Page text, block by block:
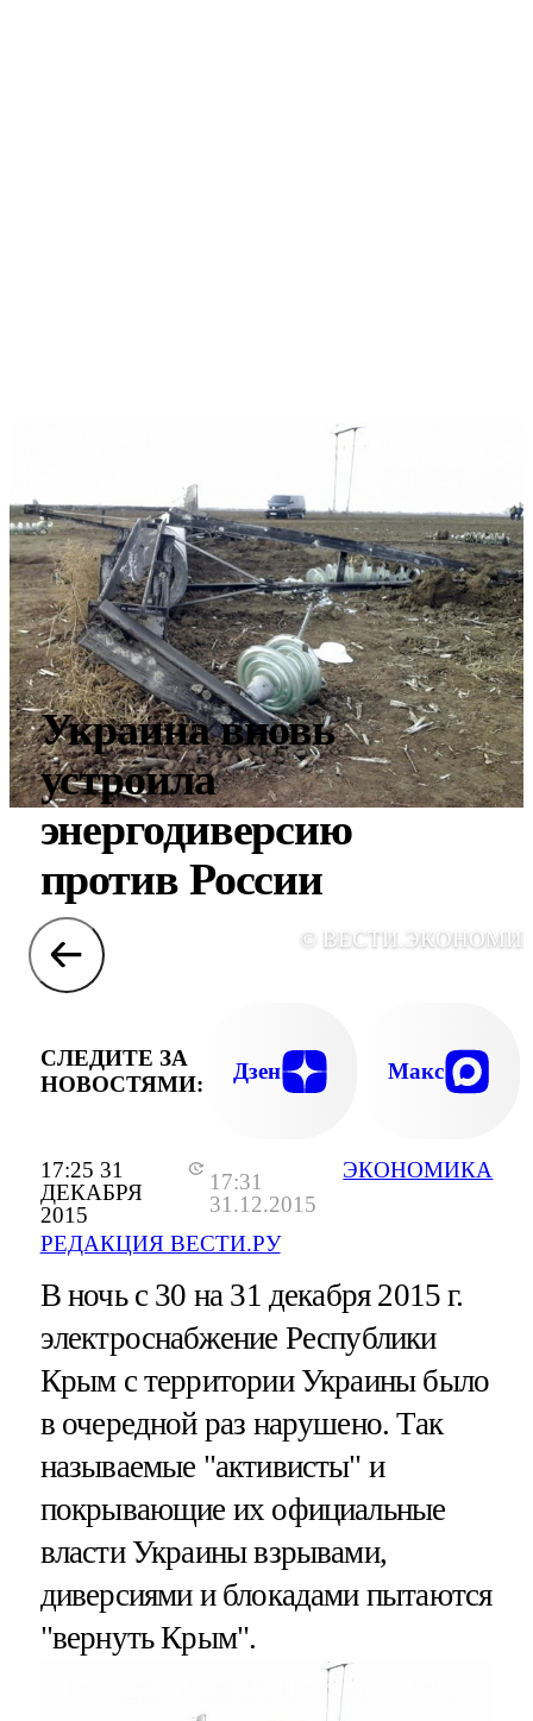
17:25 31
ДЕКАБРЯ
2015
17:31
31.12.2015
РЕДАКЦИЯ ВЕСТИ.РУ
ЭКОНОМИКА
Украина вновь
устроила
энергодиверсию
против России
©
СЛЕДИТЕ ЗА
НОВОСТЯМИ:
Дзен Макс
В ночь с 30 на 31 декабря 2015 г.
электроснабжение Республики
Крым с территории Украины было
в очередной раз нарушено. Так
называемые "активисты" и
покрывающие их официальные
власти Украины взрывами,
диверсиями и блокадами пытаются
"вернуть Крым".